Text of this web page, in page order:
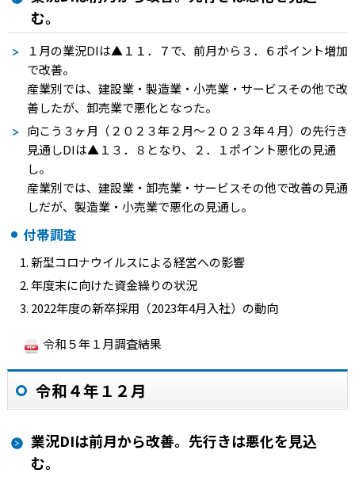
む。
１月の業況DIは▲１１．７で、前月から３．６ポイント増加
で改善。
産業別では、建設業・製造業・小売業・サービスその他で改
善したが、卸売業で悪化となった。
向こう３ヶ月（２０２３年２月～２０２３年４月）の先行き
見通しDIは▲１３．８ となり、２．１ポイント悪化の見通
し。
産業別では、建設業・卸売業・サービスその他で改善の見通
しだが、製造業・小売業で悪化の見通し。
付帯調査
新型コロナウイルスによる経営への影響
年度末に向けた資金繰りの状況
2022年度の新卒採用（2023年4月入社）の動向
令和５年１月調査結果
令和４年１２月
業況DIは前月から改善。先行きは悪化を見込
む。